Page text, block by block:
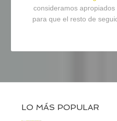
consideramos
para que el resto de
LO MÁS POPULAR